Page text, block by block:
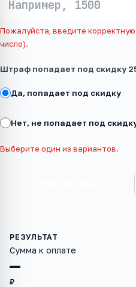
Пожалуйста, введите
число).
Штраф попадает под скидку
Да, попадает под скидку
Нет, не попадает под
Выберите один из вариантов.
—
Сумма к оплате
₽